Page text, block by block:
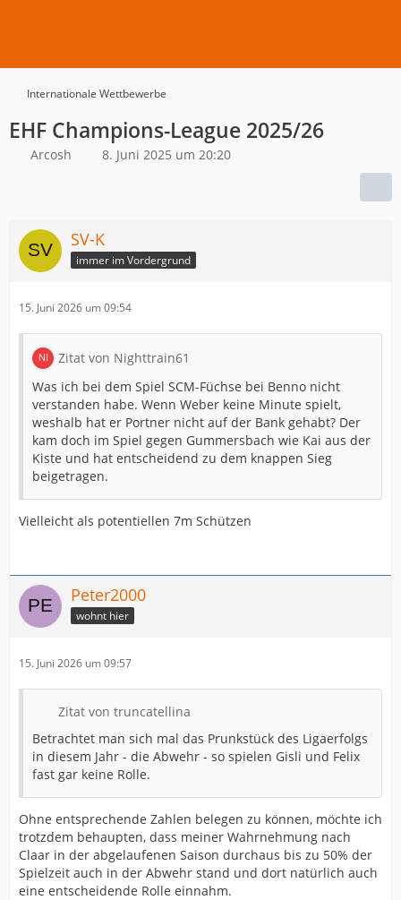
Internationale Wettbewerbe
EHF Champions-League 2025/26
Arcosh 8. Juni 2025 um 20:20
SV-K
immer im Vordergrund
15. Juni 2026 um 09:54
Zitat von Nighttrain61
Was ich bei dem Spiel SCM-Füchse bei Benno nicht
verstanden habe. Wenn Weber keine Minute spielt,
weshalb hat er Portner nicht auf der Bank gehabt? Der
kam doch im Spiel gegen Gummersbach wie Kai aus der
Kiste und hat entscheidend zu dem knappen Sieg
beigetragen.
Vielleicht als potentiellen 7m Schützen
Peter2000
wohnt hier
15. Juni 2026 um 09:57
Zitat von truncatellina
Betrachtet man sich mal das Prunkstück des Ligaerfolgs
in diesem Jahr - die Abwehr - so spielen Gisli und Felix
fast gar keine Rolle.
Ohne entsprechende Zahlen belegen zu können, möchte ich
trotzdem behaupten, dass meiner Wahrnehmung nach
Claar in der abgelaufenen Saison durchaus bis zu 50% der
Spielzeit auch in der Abwehr stand und dort natürlich auch
eine entscheidende Rolle einnahm.